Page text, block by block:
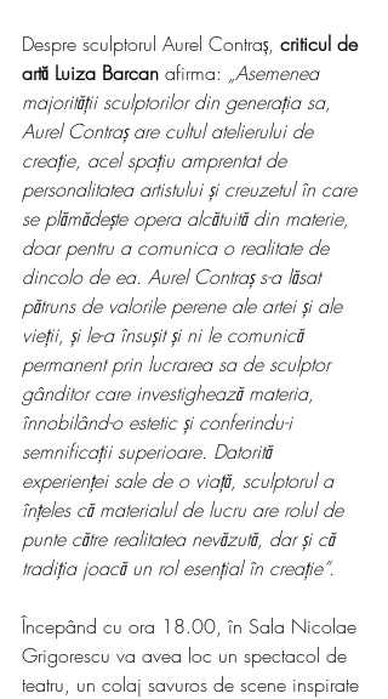
Despre sculptorul Aurel Contraș, criticul de
artă Luiza Barcan afirma: „Asemenea
majorității sculptorilor din generația sa,
Aurel Contraș are cultul atelierului de
creație, acel spațiu amprentat de
personalitatea artistului și creuzetul în care
se plămădește opera alcătuită din materie,
doar pentru a comunica o realitate de
dincolo de ea. Aurel Contraș s-a lăsat
pătruns de valorile perene ale artei și ale
vieții, și le-a însușit și ni le comunică
permanent prin lucrarea sa de sculptor
gânditor care investighează materia,
înnobilând-o estetic și conferindu-i
semnificații superioare. Datorită
experienței sale de o viață, sculptorul a
înțeles că materialul de lucru are rolul de
punte către realitatea nevăzută, dar și că
tradiția joacă un rol esențial în creație“.
Începând cu ora 18.00, în Sala Nicolae
Grigorescu va avea loc un spectacol de
teatru, un colaj savuros de scene inspirate